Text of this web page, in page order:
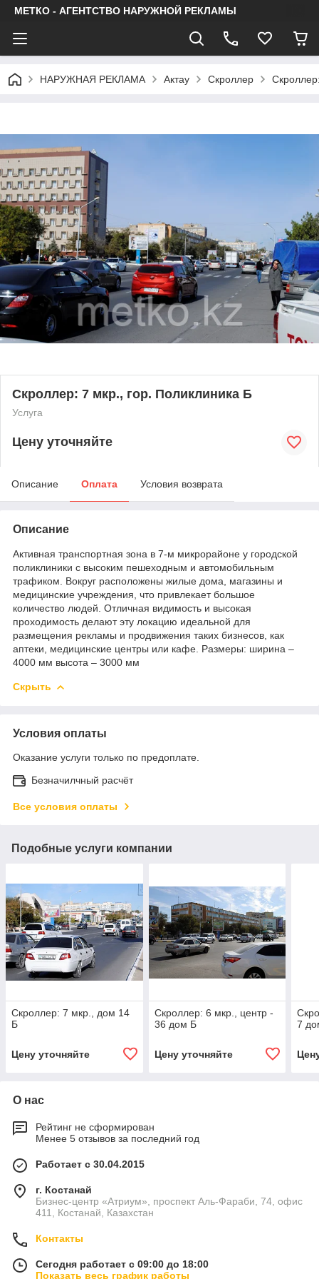
МЕТКО - АГЕНТСТВО НАРУЖНОЙ РЕКЛАМЫ
НАРУЖНАЯ РЕКЛАМА Актау Скроллер
Скроллер: 7 мкр., гор. Поликлиника Б
Услуга
Цену уточняйте
Описание Оплата Условия возврата
Описание
Активная транспортная зона в 7-м микрорайоне у городской
поликлиники с высоким пешеходным и автомобильным
трафиком. Вокруг расположены жилые дома, магазины и
медицинские учреждения, что привлекает большое
количество людей. Отличная видимость и высокая
проходимость делают эту локацию идеальной для
размещения рекламы и продвижения таких бизнесов, как
аптеки, медицинские центры или кафе. Размеры: ширина –
4000 мм высота – 3000 мм
Скрыть
Условия оплаты
Оказание услуги только по предоплате.
Безначилчный расчёт
Все условия оплаты
Подобные услуги компании
Скроллер: 7 мкр., дом 14
Б
Цену уточняйте
Скроллер: 6 мкр., центр -
36 дом Б
Цену уточняйте
7
О нас
Рейтинг не сформирован
Менее 5 отзывов за последний год
Работает с 30.04.2015
г. Костанай
Бизнес-центр «Атриум», проспект Аль-Фараби, 74, офис
411, Костанай, Казахстан
Контакты
Сегодня работает с 09:00 до 18:00
Показать весь график работы